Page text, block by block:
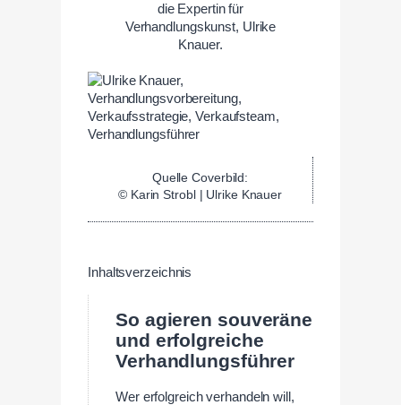
die Expertin für
Verhandlungskunst, Ulrike
Knauer.
Quelle Coverbild:
© Karin Strobl | Ulrike Knauer
Inhaltsverzeichnis
So agieren souveräne
und erfolgreiche
Verhandlungsführer
Wer erfolgreich verhandeln will,